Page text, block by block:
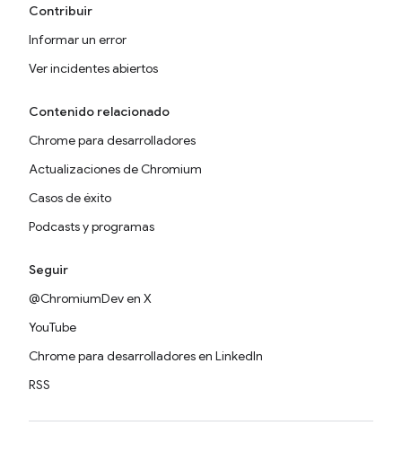
Contribuir
Informar un error
Ver incidentes abiertos
Contenido relacionado
Chrome para desarrolladores
Actualizaciones de Chromium
Casos de éxito
Podcasts y programas
Seguir
@ChromiumDev en X
YouTube
Chrome para desarrolladores en LinkedIn
RSS